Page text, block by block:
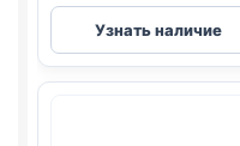
Gourmet
Gold
ж/
Узнать наличие